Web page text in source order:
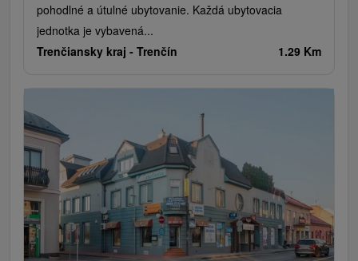
pohodlné a útulné ubytovanie. Každá ubytovacia
jednotka je vybavená...
Trenčiansky kraj - Trenčín 1.29 Km